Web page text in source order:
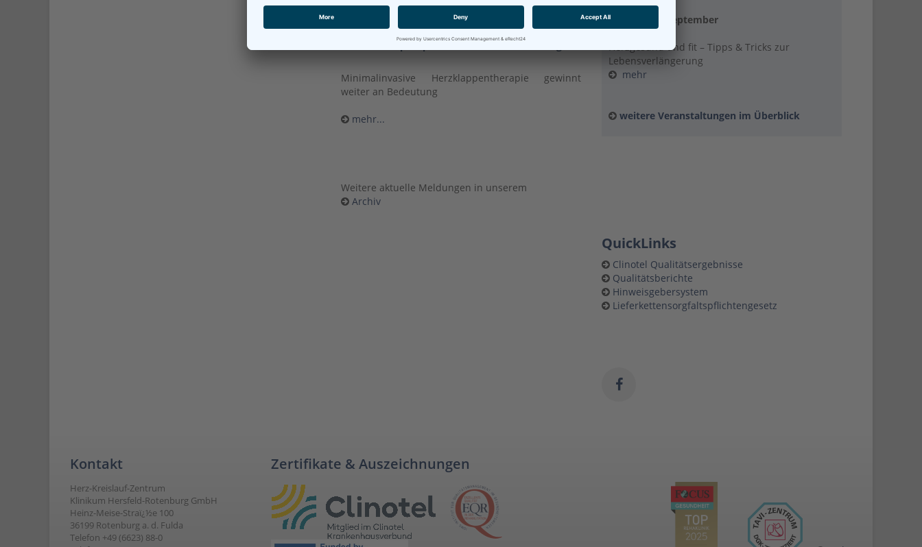
300. MitraClip-Implantation im HKZ Rotenburg
Minimalinvasive Herzklappentherapie gewinnt
weiter an Bedeutung
mehr...
Weitere aktuelle Meldungen in unserem
Archiv
Dienstag, 8. September
Herzgesund und fit – Tipps & Tricks zur
Lebensverlängerung
mehr
weitere Veranstaltungen im Überblick
QuickLinks
Clinotel Qualitätsergebnisse
Qualitätsberichte
Hinweisgebersystem
Lieferkettensorgfaltspflichtengesetz
Kontakt
Herz-Kreislauf-Zentrum
Klinikum Hersfeld-Rotenburg GmbH
Heinz-Meise-Straï¿½e 100
36199 Rotenburg a. d. Fulda
Telefon +49 (6623) 88-0
Zertifikate & Auszeichnungen